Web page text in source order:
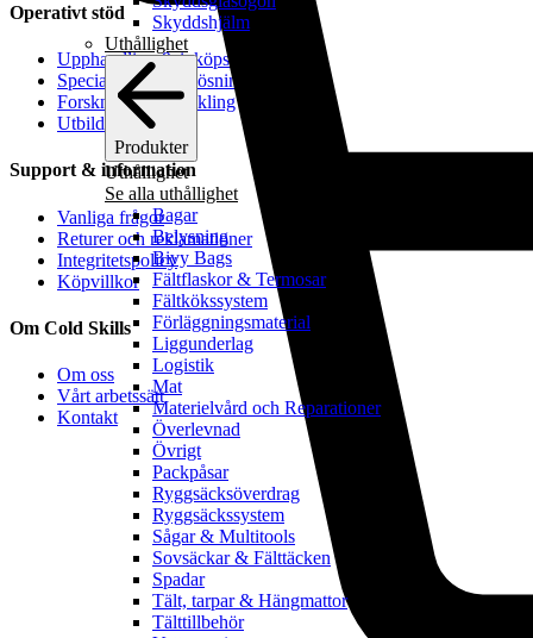
Skyddshjälm
Uthållighet
Produkter
Uthållighet
Se alla uthållighet
Bagar
Belysning
Bivy Bags
Fältflaskor & Termosar
Fältkökssystem
Förläggningsmaterial
Liggunderlag
Logistik
Mat
Materielvård och Reparationer
Överlevnad
Övrigt
Packpåsar
Ryggsäcksöverdrag
Ryggsäckssystem
Sågar & Multitools
Sovsäckar & Fälttäcken
Spadar
Tält, tarpar & Hängmattor
Tälttillbehör
Operativt stöd
Upphandling & inköpsstöd
Specialanpassade lösningar
Forskning & utveckling
Utbildning
Support & information
Vanliga frågor
Returer och reklamationer
Integritetspolicy
Köpvillkor
Om Cold Skills
Om oss
Vårt arbetssätt
Kontakt